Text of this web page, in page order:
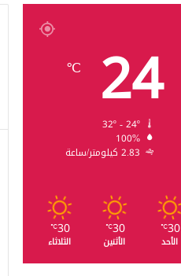
24
℃
100%
2.83 كيلومتر/ساعة
30
℃
الأحد
30
℃
الأثنين
30
℃
الثلاثاء